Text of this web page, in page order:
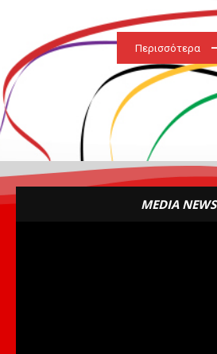
Περισσότερα
MEDIA NEWS